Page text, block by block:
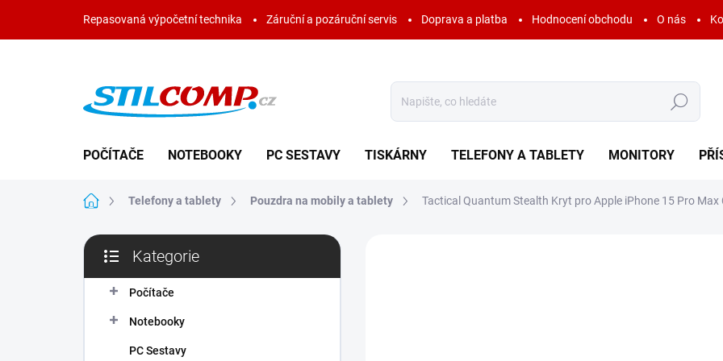
obsah
Repasovaná výpočetní technika Záruční a pozáruční servis Doprava a platba Hodnocení obchodu O nás
Hledat
POČÍTAČE NOTEBOOKY PC SESTAVY TISKÁRNY TELEFONY A TABLETY MONITORY
Domů Telefony a tablety Pouzdra na mobily a tablety Tactical Quantum Stealth Kryt pro Apple iPhone 15 Pro Max
P
s
kategorie
Kategorie
Počítače
Notebooky
PC Sestavy